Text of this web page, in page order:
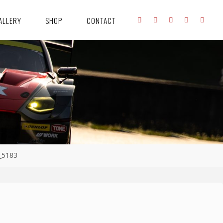
SHOP CONTACT